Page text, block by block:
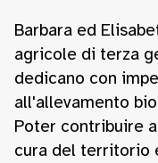
Barbara ed
agricole di terza
dedicano con
all'allevamento
Poter contribuire
cura del territorio